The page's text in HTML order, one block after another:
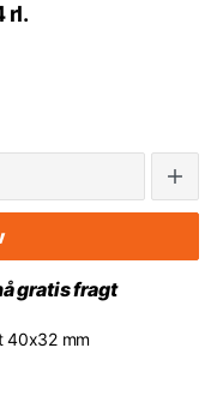
rl.
gratis fragt
40x32 mm